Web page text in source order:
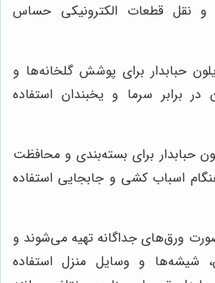
نقل قطعات الکترونیکی حساس
حبابدار برای پوشش گلخانه‌ها و
برابر سرما و یخبندان استفاده
حبابدار برای بسته‌بندی و محافظت
اسباب کشی و جابجایی استفاده
ورق‌های جداگانه تهیه می‌شوند و
شیشه‌ها و وسایل منزل استفاده